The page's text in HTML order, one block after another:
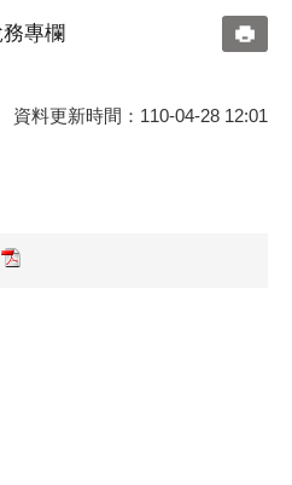
專欄
資料更新時間：110-04-28 12:01